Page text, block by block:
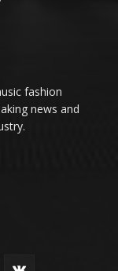
fashion
news and